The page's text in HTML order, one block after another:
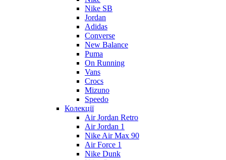
Nike SB
Jordan
Adidas
Converse
New Balance
Puma
On Running
Vans
Crocs
Mizuno
Speedo
Колекції
Air Jordan Retro
Air Jordan 1
Nike Air Max 90
Air Force 1
Nike Dunk